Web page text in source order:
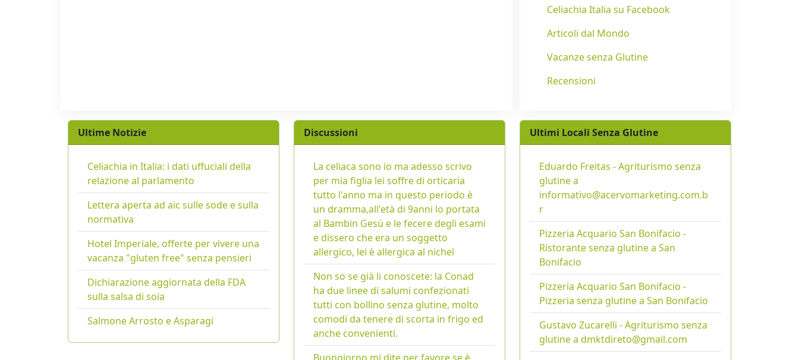
Celiachia Italia su Facebook
Articoli dal Mondo
Vacanze senza Glutine
Recensioni
Ultime Notizie
Celiachia in Italia: i dati uffuciali della
relazione al parlamento
Lettera aperta ad aic sulle sode e sulla
normativa
Hotel Imperiale, offerte per vivere una
vacanza "gluten free" senza pensieri
Dichiarazione aggiornata della FDA
sulla salsa di soia
Salmone Arrosto e Asparagi
Discussioni
La celiaca sono io ma adesso scrivo
per mia figlia lei soffre di orticaria
tutto l'anno ma in questo periodo è
un dramma,all'età di 9anni lo portata
al Bambin Gesù e le fecere degli esami
e dissero che era un soggetto
allergico, lei è allergica al nichel
Non so se già li conoscete: la Conad
ha due linee di salumi confezionati
tutti con bollino senza glutine, molto
comodi da tenere di scorta in frigo ed
anche convenienti.
Ultimi Locali Senza Glutine
Eduardo Freitas - Agriturismo senza
glutine a
informativo@acervomarketing.com.b
r
Pizzeria Acquario San Bonifacio -
Ristorante senza glutine a San
Bonifacio
Pizzeria Acquario San Bonifacio -
Pizzeria senza glutine a San Bonifacio
Gustavo Zucarelli - Agriturismo senza
glutine a dmktdireto@gmail.com